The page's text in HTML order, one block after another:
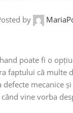
by
poate fi o
faptului că
mecanice
vine vorba